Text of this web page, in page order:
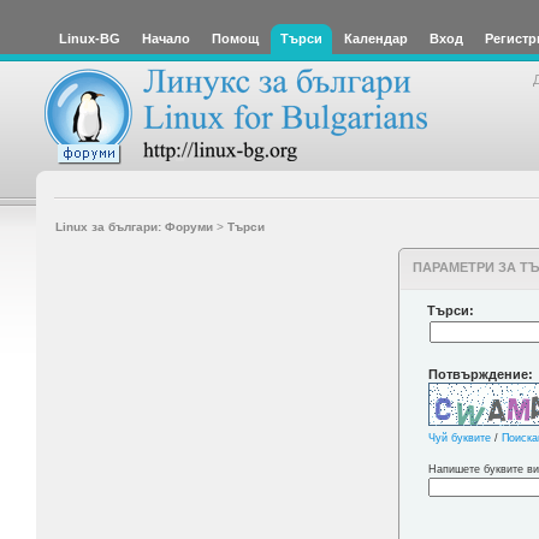
Linux-BG Начало Помощ Търси Календар Вход
Linux за българи: Форуми> Търси
ПАРАМЕТРИ ЗА
Търси:
Потвърждение:
Чуй буквите /
Напишете буквите